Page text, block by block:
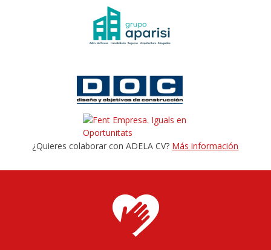
¿Quieres colaborar con ADELA CV? Más información